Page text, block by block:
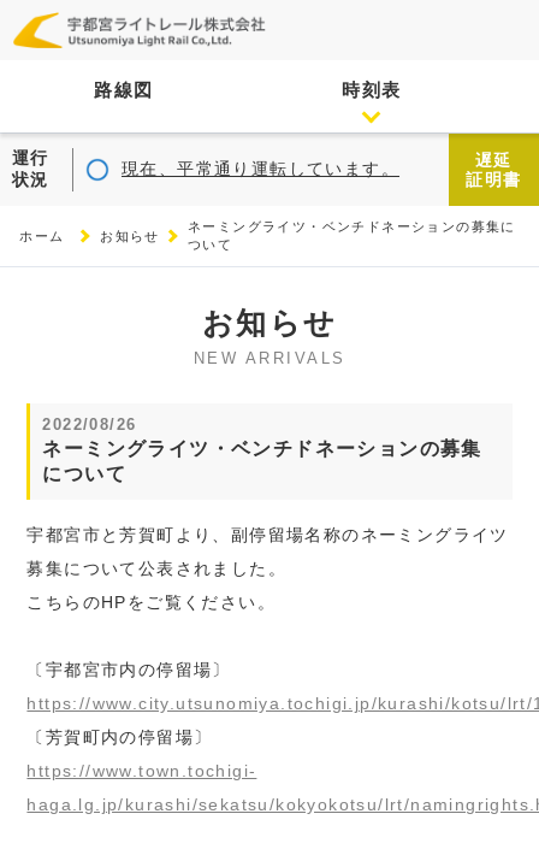
路線図 時刻表
運行
状況
現在、平常通り運転しています。
遅延
証明書
ホーム お知らせ
ネーミングライツ・ベンチドネーションの募集に
ついて
お知らせ
NEW ARRIVALS
2022/08/26
ネーミングライツ・ベンチドネーションの募集
について
宇都宮市と芳賀町より、副停留場名称のネーミングライツ
募集について公表されました。
こちらのHPをご覧ください。
〔宇都宮市内の停留場〕
https://www.city.utsunomiya.tochigi.jp/kurashi/kotsu/lrt/
〔芳賀町内の停留場〕
https://www.town.tochigi-
haga.lg.jp/kurashi/sekatsu/kokyokotsu/lrt/